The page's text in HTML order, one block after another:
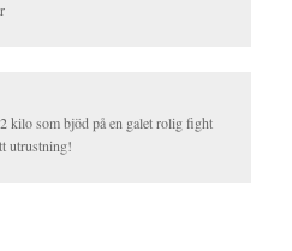
kilo som bjöd på en galet rolig fight
utrustning!